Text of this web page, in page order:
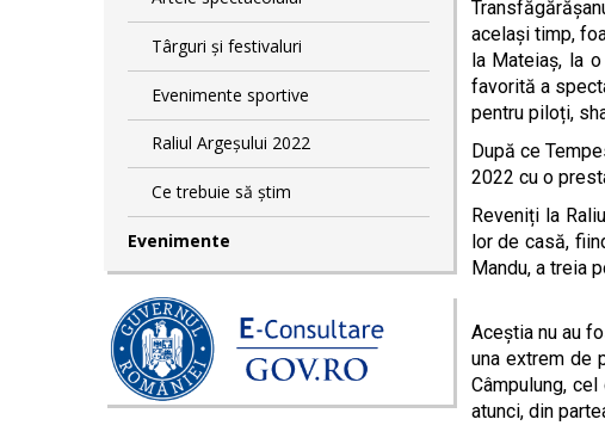
Târguri și festivaluri
Evenimente sportive
Raliul Argeșului 2022
Ce trebuie să știm
Evenimente
același timp,
la Mateiaș, la
favorită a
pentru piloți,
După ce
2022 cu o
Reveniți la
lor de casă,
Mandu, a treia
Aceștia nu au
una extrem de
Câmpulung,
atunci, din